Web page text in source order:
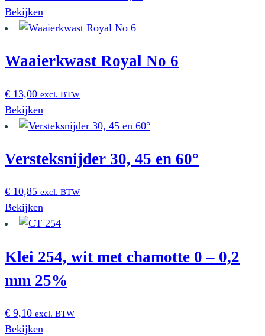
Bekijken
product
meerdere
Deze
kan
worden
op
Waaierkwast Royal No 6
€ 13,00 excl. BTW
Bekijken
Versteksnijder 30, 45 en 60°
€ 10,85 excl. BTW
Bekijken
Klei 254, wit met chamotte 0 – 0,2
mm 25%
€ 9,10 excl. BTW
Bekijken